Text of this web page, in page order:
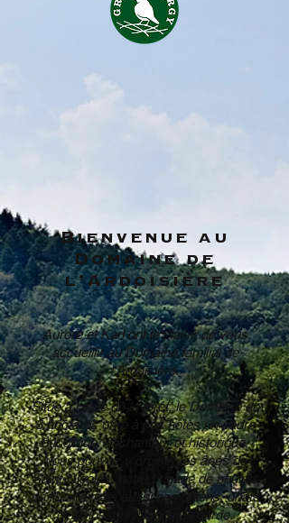
Bienvenue au
Domaine de
l'Ardoisière
Aurore et Karl ont le plaisir de vous
accueillir au Domaine familial de
l'Ardoisière.
Situé à l'orée de la forêt, le Domaine de
3 hectares offre à nos hôtes un cadre
bucolique, enchanteur et historique.
Vous pouvez y croiser les ânes de
Saint-Nicolas, notre brigade de poulets
en liberté mais aussi nos chiens, chats
et lapins, qui tiennent la garde.